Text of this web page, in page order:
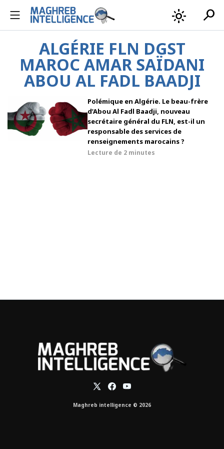
light_mode search
ALGÉRIE FLN DGST
MAROC AMAR SAÏDANI
ABOU AL FADL BAADJI
Polémique en Algérie. Le beau-frère
d’Abou Al Fadl Baadji, nouveau
secrétaire général du FLN, est-il un
responsable des services de
renseignements marocains ?
Lecture de 2 minutes
Maghreb intelligence © 2026